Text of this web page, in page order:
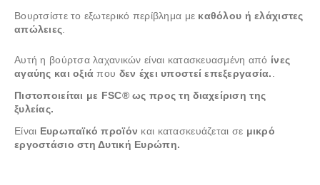
Βουρτσίστε το εξωτερικό περίβλημα με καθόλου ή ελάχιστες
απώλειες
Αυτή η βούρτσα λαχανικών είναι κατασκευασμένη από ίνες
αγαύης και οξιά που δεν έχει υποστεί επεξεργασία.
Πιστοποιείται με FSC® ως προς τη διαχείριση της
ξυλείας.
Είναι Ευρωπαϊκό προϊόν και κατασκευάζεται σε μικρό
εργοστάσιο στη Δυτική Ευρώπη.